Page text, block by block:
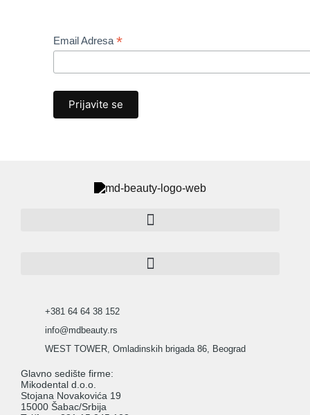
Email Adresa*
+381 64 64 38 152
info@mdbeauty.rs
WEST TOWER, Omladinskih brigada 86, Beograd
Glavno sedište firme:
Mikodental d.o.o.
Stojana Novakovića 19
15000 Šabac/Srbija